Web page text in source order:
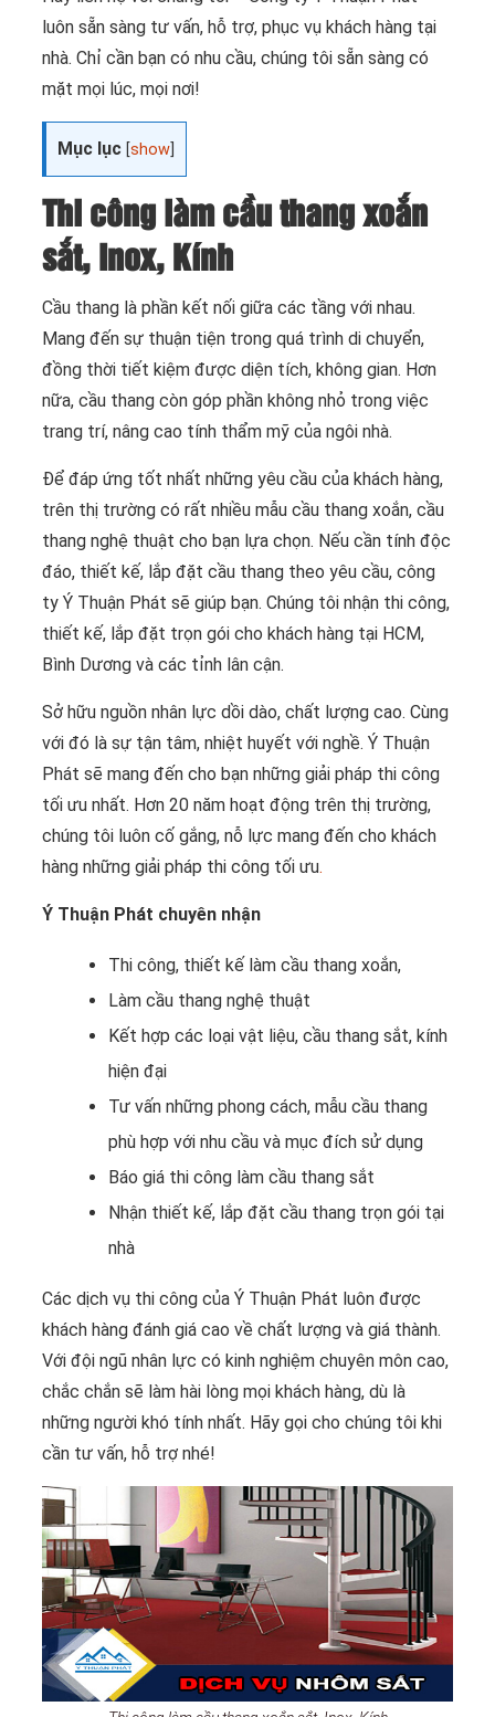
luôn sẵn sàng tư vấn, hỗ trợ, phục vụ khách hàng tại
nhà. Chỉ cần bạn có nhu cầu, chúng tôi sẵn sàng có
mặt mọi lúc, mọi nơi!
Mục lục [show
Thi công làm cầu thang xoắn
sắt, Inox, Kính
Cầu thang là phần kết nối giữa các tầng với nhau.
Mang đến sự thuận tiện trong quá trình di chuyển,
đồng thời tiết kiệm được diện tích, không gian. Hơn
nữa, cầu thang còn góp phần không nhỏ trong việc
trang trí, nâng cao tính thẩm mỹ của ngôi nhà.
Để đáp ứng tốt nhất những yêu cầu của khách hàng,
trên thị trường có rất nhiều mẫu cầu thang xoắn, cầu
thang nghệ thuật cho bạn lựa chọn. Nếu cần tính độc
đáo, thiết kế, lắp đặt cầu thang theo yêu cầu, công
ty Ý Thuận Phát sẽ giúp bạn. Chúng tôi nhận thi công,
thiết kế, lắp đặt trọn gói cho khách hàng tại HCM,
Bình Dương và các tỉnh lân cận.
Sở hữu nguồn nhân lực dồi dào, chất lượng cao. Cùng
với đó là sự tận tâm, nhiệt huyết với nghề. Ý Thuận
Phát sẽ mang đến cho bạn những giải pháp thi công
tối ưu nhất. Hơn 20 năm hoạt động trên thị trường,
chúng tôi luôn cố gắng, nỗ lực mang đến cho khách
hàng những giải pháp thi công tối ưu.
Ý Thuận Phát chuyên nhận
Thi công, thiết kế làm cầu thang xoắn,
Làm cầu thang nghệ thuật
Kết hợp các loại vật liệu, cầu thang sắt, kính
hiện đại
Tư vấn những phong cách, mẫu cầu thang
phù hợp với nhu cầu và mục đích sử dụng
Báo giá thi công làm cầu thang sắt
Nhận thiết kế, lắp đặt cầu thang trọn gói tại
nhà
Các dịch vụ thi công của Ý Thuận Phát luôn được
khách hàng đánh giá cao về chất lượng và giá thành.
Với đội ngũ nhân lực có kinh nghiệm chuyên môn cao,
chắc chắn sẽ làm hài lòng mọi khách hàng, dù là
những người khó tính nhất. Hãy gọi cho chúng tôi khi
cần tư vấn, hỗ trợ nhé!